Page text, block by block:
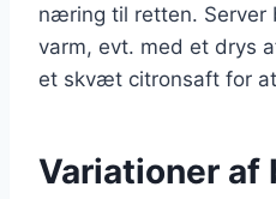
næring til retten. Server
varm, evt. med et drys
et skvæt citronsaft for
Variationer af